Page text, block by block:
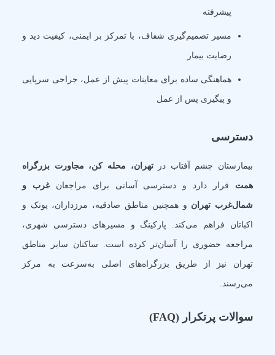
پیشرفته
مسیر تصمیم‌گیری شفاف، با تمرکز بر ایمنی، کیفیت دید و
رضایت بیمار
هماهنگی ساده برای معاینات پیش از عمل، جراحی سرپایی
و پیگیری پس از عمل
دسترسی
بیمارستان چشم آفتاب درتهران، محله کن، مجاورت بزرگراه
همت قرار دارد و دسترسی آسانی برای مراجعانغرب و
شمال‌غرب تهران و همچنین مناطق صادقیه، مرزداران، پونک و
اکباتان فراهم می‌کند. پارکینگ و مسیرهای دسترسی شهری،
مراجعه حضوری را آسان‌تر کرده است. ساکنان سایر مناطق
تهران نیز از طریق بزرگراه‌های اصلی به‌سرعت به مرکز
می‌رسند.
سوالات پرتکرار (FAQ)